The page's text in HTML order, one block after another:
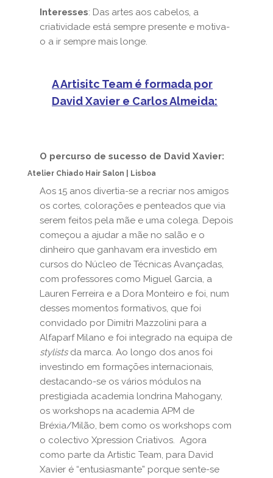
Interesses: Das artes aos cabelos, a
criatividade está sempre presente e motiva-
o a ir sempre mais longe.
A Artisitc Team é formada por
David Xavier e Carlos Almeida:
O percurso de sucesso de David Xavier:
Atelier Chiado Hair Salon | Lisboa
Aos 15 anos divertia-se a recriar nos amigos
os cortes, colorações e penteados que via
serem feitos pela mãe e uma colega. Depois
começou a ajudar a mãe no salão e o
dinheiro que ganhavam era investido em
cursos do Núcleo de Técnicas Avançadas,
com professores como Miguel Garcia, a
Lauren Ferreira e a Dora Monteiro e foi, num
desses momentos formativos, que foi
convidado por Dimitri Mazzolini para a
Alfaparf Milano e foi integrado na equipa de
stylistsda marca. Ao longo dos anos foi
investindo em formações internacionais,
destacando-se os vários módulos na
prestigiada academia londrina Mahogany,
os workshops na academia APM de
Bréxia/Milão, bem como os workshops com
o colectivo Xpression Criativos. Agora
como parte da Artistic Team, para David
Xavier é “entusiasmante” porque sente-se